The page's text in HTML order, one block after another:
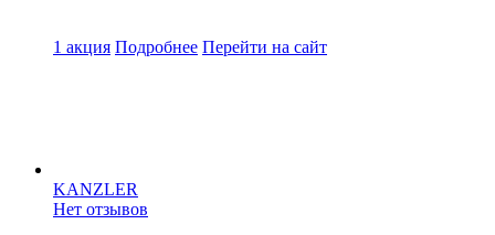
1 акция Подробнее Перейти на сайт
KANZLER
Нет отзывов